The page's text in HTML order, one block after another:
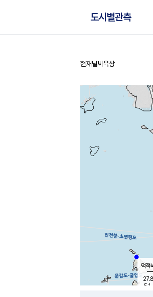
도시별관측
홈
현재날씨 육상
덕적
27.8
5.1